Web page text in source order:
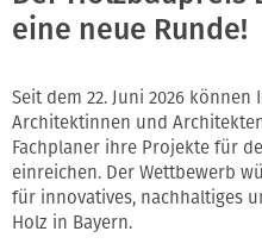
eine neue Runde!
Seit dem 22. Juni 2026
Architektinnen und
Fachplaner ihre Projekte für
einreichen. Der Wettbewerb
für innovatives, nachhaltiges
Holz in Bayern.